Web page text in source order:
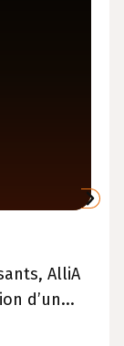
AlliA
d’un...